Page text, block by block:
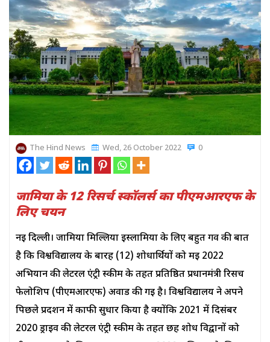
The Hind News Wed, 26 October 2022 0
जामिया के 12 रिसर्च स्कॉलर्स का पीएमआरएफ के
लिए चयन
नई दिल्ली। जामिया मिल्लिया इस्लामिया के लिए बहुत गर्व की बात
है कि विश्वविद्यालय के बारह (12) शोधार्थियों को मई 2022
अभियान की लेटरल एंट्री स्कीम के तहत प्रतिष्ठित प्रधानमंत्री रिसर्च
फेलोशिप (पीएमआरएफ) अवार्ड की गई है। विश्वविद्यालय ने अपने
पिछले प्रदर्शन में काफी सुधार किया है क्योंकि 2021 में दिसंबर
2020 ड्राइव की लेटरल एंट्री स्कीम के तहत छह शोध विद्वानों को